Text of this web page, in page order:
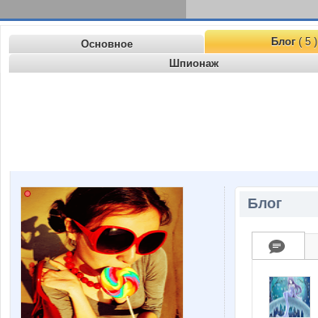
Основное Блог( 5 )
Шпионаж
Блог